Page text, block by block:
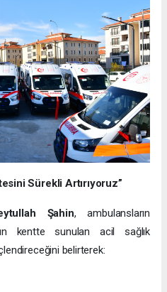
Sürekli Artırıyoruz”
Şahin, ambulansların
kentte sunulan acil sağlık
belirterek: